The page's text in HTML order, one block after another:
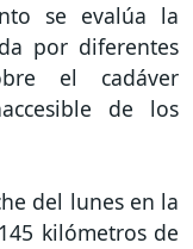
se evalúa la
por diferentes
el cadáver
de los
del lunes en la
kilómetros de